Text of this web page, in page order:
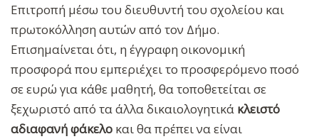
Επιτροπή μέσω του διευθυντή του σχολείου και
πρωτοκόλληση αυτών από τον Δήμο.
Επισημαίνεται ότι, η έγγραφη οικονομική
προσφορά που εμπεριέχει το προσφερόμενο ποσό
σε ευρώ για κάθε μαθητή, θα τοποθετείται σε
ξεχωριστό από τα άλλα δικαιολογητικά κλειστό
αδιαφανή φάκελο και θα πρέπει να είναι